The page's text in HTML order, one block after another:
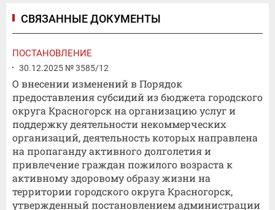
СВЯЗАННЫЕ ДОКУМЕНТЫ
ПОСТАНОВЛЕНИЕ
30.12.2025 № 3585/12
О внесении изменений в Порядок
предоставления субсидий из бюджета городского
округа Красногорск на организацию услуг и
поддержку деятельности некоммерческих
организаций, деятельность которых направлена
на пропаганду активного долголетия и
привлечение граждан пожилого возраста к
активному здоровому образу жизни на
территории городского округа Красногорск,
утвержденный постановлением администрации